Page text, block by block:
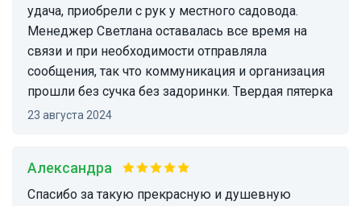
удача, приобрели с рук у местного садовода.
Менеджер Светлана оставалась все время на
связи и при необходимости отправляла
сообщения, так что коммуникация и организация
прошли без сучка без задоринки. Твердая пятерка
23 августа 2024
Александра
Спасибо за такую прекрасную и душевную